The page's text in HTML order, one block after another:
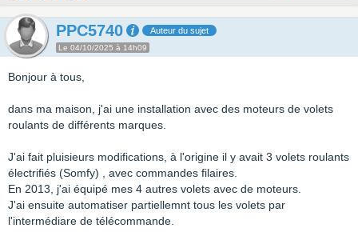
PPC5740 Auteur du sujet
Le 04/10/2025 à 14h09
Bonjour à tous,
dans ma maison, j'ai une installation avec des moteurs de volets
roulants de différents marques.
J'ai fait pluisieurs modifications, à l'origine il y avait 3 volets roulants
électrifiés (Somfy) , avec commandes filaires.
En 2013, j'ai équipé mes 4 autres volets avec de moteurs.
J'ai ensuite automatiser partiellemnt tous les volets par
l'intermédiare de télécommande.